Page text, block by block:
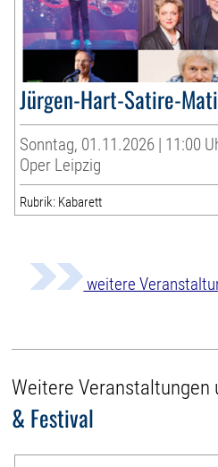
Jürgen-Hart-Satire-
Sonntag, 01.11.2026 | 11:00
Oper Leipzig
Rubrik: Kabarett
weitere
Weitere Veranstaltungen
& Festival